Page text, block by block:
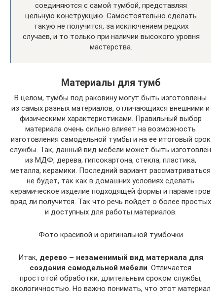
соединяются с самой тумбой, представляя
цельную конструкцию. Самостоятельно сделать
такую не получится, за исключением редких
случаев, и то только при наличии высокого уровня
мастерства.
Материалы для тумб
В целом, тумбы под раковину могут быть изготовлены
из самых разных материалов, отличающихся внешними и
физическими характеристиками. Правильный выбор
материала очень сильно влияет на возможность
изготовления самодельной тумбы и на ее итоговый срок
службы. Так, данный вид мебели может быть изготовлен
из МДФ, дерева, гипсокартона, стекла, пластика,
металла, керамики. Последний вариант рассматриваться
не будет, так как в домашних условиях сделать
керамическое изделие подходящей формы и параметров
вряд ли получится. Так что речь пойдет о более простых
и доступных для работы материалов.
Фото красивой и оригинальной тумбочки
Итак, дерево – незаменимый вид материала для
создания самодельной мебели. Отличается
простотой обработки, длительным сроком службы,
экологичностью. Но важно понимать, что этот материал